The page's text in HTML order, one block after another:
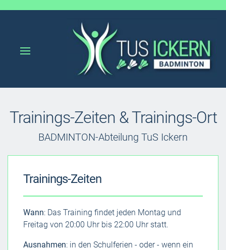
Trainings-Zeiten & Trainings-Ort
BADMINTON-Abteilung TuS Ickern
Trainings-Zeiten
Wann: Das Training findet jeden Montag und
Freitag von 20:00 Uhr bis 22:00 Uhr statt.
Ausnahmen: in den Schulferien - oder - wenn ein